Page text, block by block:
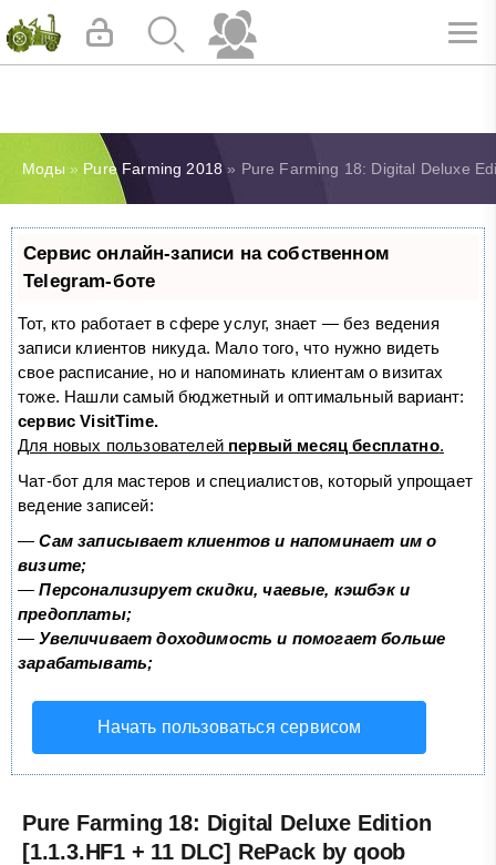
Моды » Pure Farming 2018 » Pure Farming 18: Digital Deluxe
Сервис онлайн-записи на собственном
Telegram-боте
Тот, кто работает в сфере услуг, знает — без ведения
записи клиентов никуда. Мало того, что нужно видеть
свое расписание, но и напоминать клиентам о визитах
тоже. Нашли самый бюджетный и оптимальный вариант:
сервис VisitTime.
Для новых пользователей первый месяц бесплатно.
Чат-бот для мастеров и специалистов, который упрощает
ведение записей:
—Сам записывает клиентов и напоминает им о
визите;
—Персонализирует скидки, чаевые, кэшбэк и
предоплаты;
—Увеличивает доходимость и помогает больше
зарабатывать;
Начать пользоваться сервисом
Pure Farming 18: Digital Deluxe Edition
[1.1.3.HF1 + 11 DLC] RePack by qoob